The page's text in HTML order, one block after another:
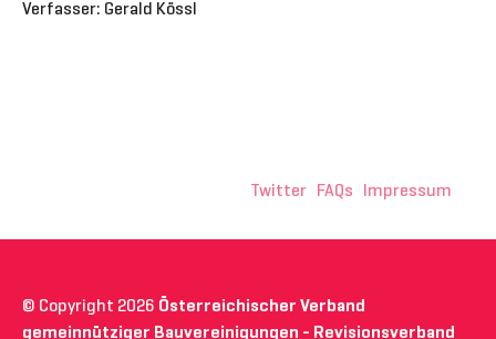
Verfasser: Gerald Kössl
Twitter FAQs Impressum
© Copyright 2026 Österreichischer Verband
gemeinnütziger Bauvereinigungen - Revisionsverband